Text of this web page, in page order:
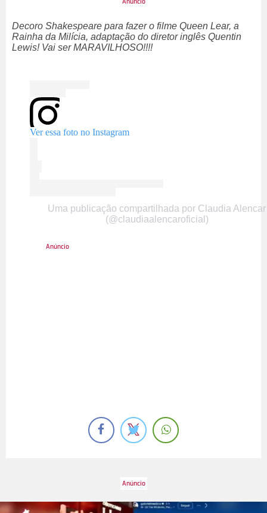
Decoro Shakespeare para fazer o filme Queen Lear, a
Rainha da Milícia, adaptação do diretor inglês Quentin
Lewis! Vai ser MARAVILHOSO!!!!
Ver essa foto no Instagram
Uma publicação compartilhada por Claudia Alencar
(@claudiaalencaroficial)